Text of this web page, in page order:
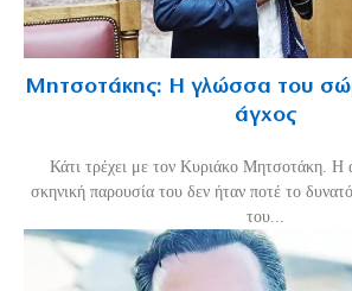
Μητσοτάκης: Η γλώσσα του
άγχος
Κάτι τρέχει με τον Κυριάκο Μητσοτάκη. Η
σκηνική παρουσία του δεν ήταν ποτέ το
του...